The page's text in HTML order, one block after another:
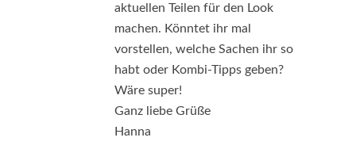
aktuellen Teilen für den Look
machen. Könntet ihr mal
vorstellen, welche Sachen ihr so
habt oder Kombi-Tipps geben?
Wäre super!
Ganz liebe Grüße
Hanna